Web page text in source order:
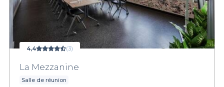
4,4 (3)
La Mezzanine
Salle de réunion